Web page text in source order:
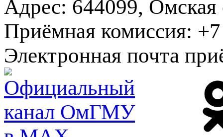
Адрес: 644099, Омская
Приёмная комиссия:
Электронная почта